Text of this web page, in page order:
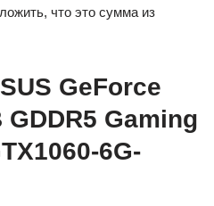
что это сумма из
GeForce
GDDR5 Gaming
6G-